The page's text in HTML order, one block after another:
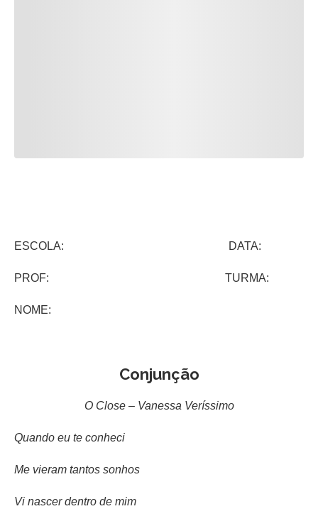
ESCOLA: DATA:
PROF: TURMA:
NOME:
Conjunção
O Close – Vanessa Veríssimo
Quando eu te conheci
Me vieram tantos sonhos
Vi nascer dentro de mim